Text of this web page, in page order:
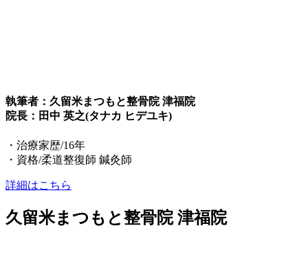
執筆者：久留米まつもと整骨院 津福院
院長：田中 英之(タナカ ヒデユキ)
・治療家歴/16年
・資格/柔道整復師 鍼灸師
詳細はこちら
久留米まつもと整骨院 津福院